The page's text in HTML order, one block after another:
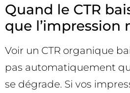
Quand le CTR
que l’impression
Voir un CTR organique
pas automatiquement
se dégrade. Si vos